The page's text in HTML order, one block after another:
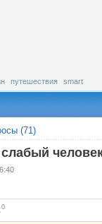
путешествия smart
(71)
0